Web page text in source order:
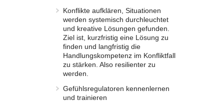
Konflikte aufklären, Situationen
werden systemisch durchleuchtet
und kreative Lösungen gefunden.
Ziel ist, kurzfristig eine Lösung zu
finden und langfristig die
Handlungskompetenz im Konfliktfall
zu stärken. Also resilienter zu
werden.
Gefühlsregulatoren kennenlernen
und trainieren